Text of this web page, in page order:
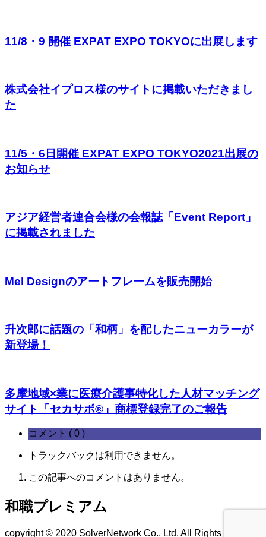
11/8・9 開催 EXPAT EXPO TOKYOに出展します
株式会社イプロス様のサイトに掲載いただきまし
た
11/5・6日開催 EXPAT EXPO TOKYO2021出展の
お知らせ
アジア経営者連合会様の会報誌「Event Report」
に掲載されました
Mel Designのアートフレームを販売開始
升次郎に話題の「和柄」を配したニューカラーが
新登場！
多摩地域×業に医療介護事特化した人材マッチング
サイト「セカサポ®」商標登録完了のご報告
コメント ( 0 )
トラックバックは利用できません。
この記事へのコメントはありません。
和職プレミアム
copyright © 2020 SolverNetwork Co., Ltd. All Rights